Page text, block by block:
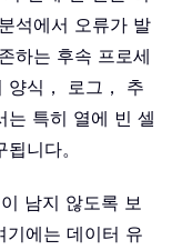
석에서 오류가 발
하는 후속 프로세
양식， 로그， 추
는 특히 열에 빈 셀
니다。
남지 않도록 보
기에는 데이터 유